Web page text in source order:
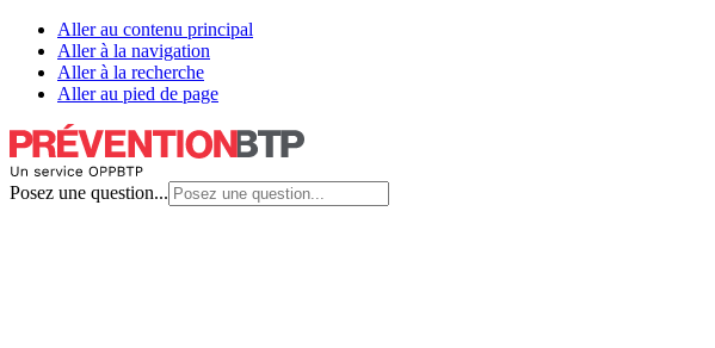
Aller au contenu principal
Aller à la navigation
Aller à la recherche
Aller au pied de page
Posez une question...